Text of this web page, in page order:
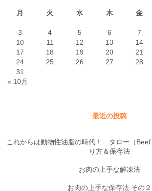
月 火 水 木 金
3
4 5 6 7
10
11 12 13 14
17
18 19 20 21
24
25 26 27 28
31
« 10月
最近の投稿
これからは動物性油脂の時代！ タロー（Beef
り方＆保存法
お肉の上手な解凍法
お肉の上手な保存法 その２